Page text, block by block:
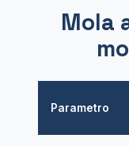
Mola
Parametro